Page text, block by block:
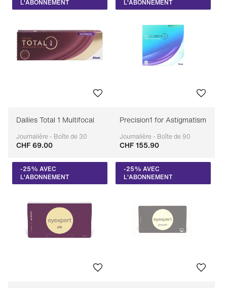
L'ABONNEMENT
Dailies Total 1 Multifocal
Journalière - Boîte de 30
Adaptable
CHF 69.00
L'ABONNEMENT
Precision1 for Astigmatism
Journalière - Boîte de 90
Adaptable
CHF 155.90
-25% AVEC
L'ABONNEMENT
-25% AVEC
L'ABONNEMENT